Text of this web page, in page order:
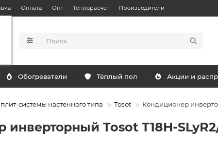
Оплата Опт Теплорасчет Производители
Обогреватели Тёплый пол Акции и
системы настенного типа Tosot Кондиционер
Tosot T18H-